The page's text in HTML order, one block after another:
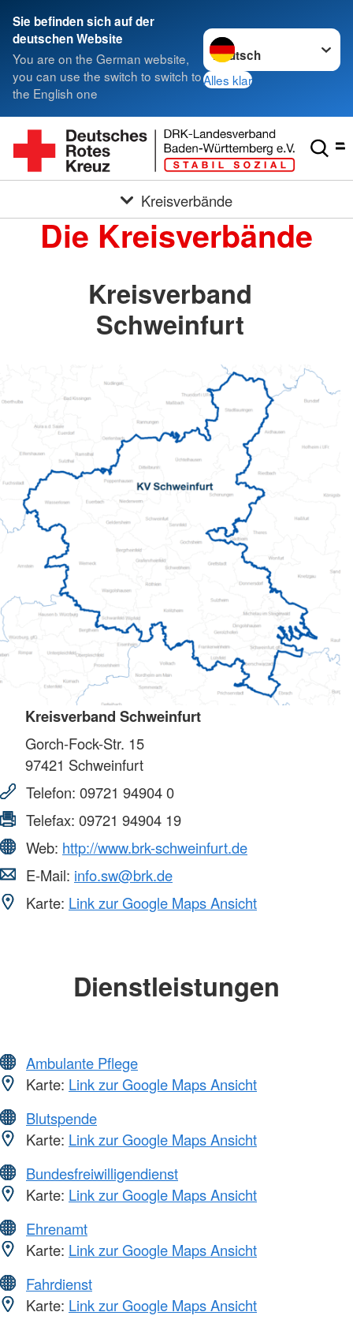
Sie befinden sich auf der
deutschen Website
You are on the German website,
you can use the switch to switch to
the English one
Sprache wechseln zu
Alles klar
Kreisverbände
Die Kreisverbände
Kreisverband
Schweinfurt
Kreisverband Schweinfurt
Gorch-Fock-Str. 15
97421 Schweinfurt
Telefon: 09721 94904 0
Telefax: 09721 94904 19
Web: http://www.brk-schweinfurt.de
E-Mail: info.sw@brk.de
Karte: Link zur Google Maps Ansicht
Dienstleistungen
Ambulante Pflege
Karte: Link zur Google Maps Ansicht
Blutspende
Karte: Link zur Google Maps Ansicht
Bundesfreiwilligendienst
Karte: Link zur Google Maps Ansicht
Ehrenamt
Karte: Link zur Google Maps Ansicht
Fahrdienst
Karte: Link zur Google Maps Ansicht